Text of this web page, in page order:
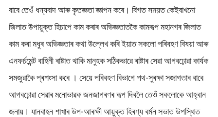
বাবে তেওঁ ধন্যবাদ আৰু কৃতজ্ঞতা জ্ঞাপন কৰে। বিগত সময়ত কেইবাখনো
জিলাত উপায়ুক্ত হিচাপে কাম কৰাৰ অভিজ্ঞতাতকৈ কামৰূপ মহানগৰ জিলাত
কাম কৰা মধুৰ অভিজ্ঞতাৰ কথা উল্লেখ কৰি ইয়াত সকলো পৰিবহণ বিষয়া আৰু
এনফৰ্চমেন্ট বাহিনী ৰাষ্টাত থাকি মানুহক সঠিকভাৱে ৰাষ্টাৰ সেৱা আগবঢ়োৱা কাৰ্যক
সমজুৱাকৈ প্ৰশংসা কৰে । সেয়ে পৰিবহণ বিভাগে পথ-সুৰক্ষা সজাগতাৰ বাবে
আগবঢ়োৱা সেৱাৰ মনোভাৱক জনজাগৰণৰ ৰূপ দিবলৈ তেওঁ সকলোকে আহ্বান
জনায়। যানবাহন শাখাৰ উপ-আৰক্ষী আয়ুক্ত হিৰণ্য বৰ্মন সভাত উপস্থিত